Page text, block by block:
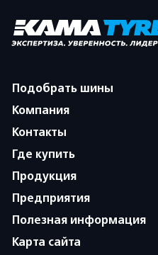
Подобрать шины
Компания
Контакты
Где купить
Продукция
Предприятия
Полезная информация
Карта сайта